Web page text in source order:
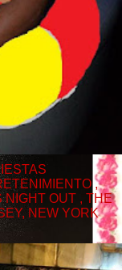
,
NIGHT OUT , THE
NEW YORK